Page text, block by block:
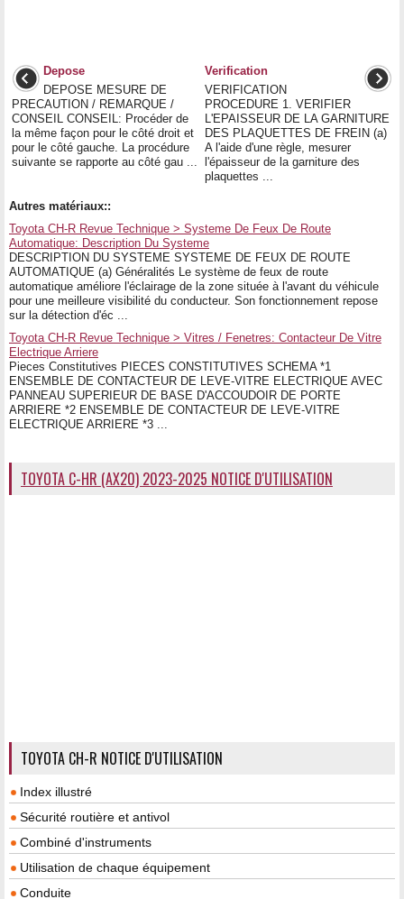
Depose
DEPOSE MESURE DE
PRECAUTION / REMARQUE /
CONSEIL CONSEIL: Procéder de
la même façon pour le côté droit et
pour le côté gauche. La procédure
suivante se rapporte au côté gau ...
Verification
VERIFICATION
PROCEDURE 1. VERIFIER
L'EPAISSEUR DE LA GARNITURE
DES PLAQUETTES DE FREIN (a)
A l'aide d'une règle, mesurer
l'épaisseur de la garniture des
plaquettes ...
Autres matériaux::
Toyota CH-R Revue Technique > Systeme De Feux De Route
Automatique: Description Du Systeme
DESCRIPTION DU SYSTEME SYSTEME DE FEUX DE ROUTE
AUTOMATIQUE (a) Généralités Le système de feux de route
automatique améliore l'éclairage de la zone située à l'avant du véhicule
pour une meilleure visibilité du conducteur. Son fonctionnement repose
sur la détection d'éc ...
Toyota CH-R Revue Technique > Vitres / Fenetres: Contacteur De Vitre
Electrique Arriere
Pieces Constitutives PIECES CONSTITUTIVES SCHEMA *1
ENSEMBLE DE CONTACTEUR DE LEVE-VITRE ELECTRIQUE AVEC
PANNEAU SUPERIEUR DE BASE D'ACCOUDOIR DE PORTE
ARRIERE *2 ENSEMBLE DE CONTACTEUR DE LEVE-VITRE
ELECTRIQUE ARRIERE *3 ...
TOYOTA C-HR (AX20) 2023-2025 NOTICE D'UTILISATION
TOYOTA CH-R NOTICE D'UTILISATION
Index illustré
Sécurité routière et antivol
Combiné d'instruments
Utilisation de chaque équipement
Conduite